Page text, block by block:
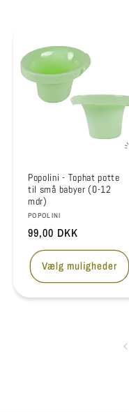
Popolini - Tophat potte
til små babyer (0-12
mdr)
Forhandler:
POPOLINI
Normalpris
99,00 DKK
Vælg muligheder